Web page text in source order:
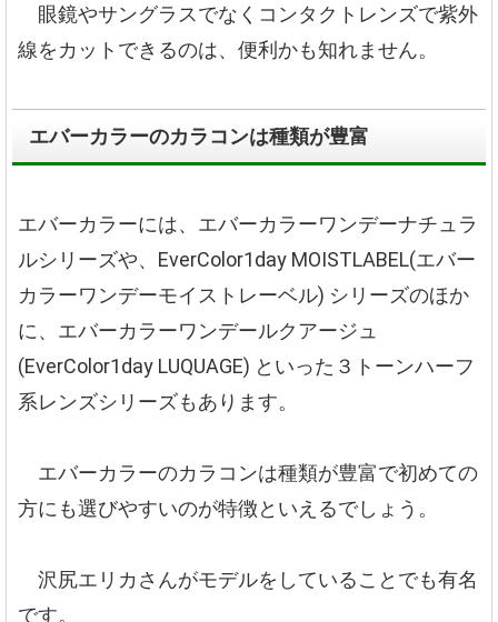
眼鏡やサングラスでなくコンタクトレンズで紫外
線をカットできるのは、便利かも知れません。
エバーカラーのカラコンは種類が豊富
エバーカラーには、エバーカラーワンデーナチュラ
ルシリーズや、EverColor1day MOISTLABEL(エバー
カラーワンデーモイストレーベル) シリーズのほか
に、エバーカラーワンデールクアージュ
(EverColor1day LUQUAGE) といった３トーンハーフ
系レンズシリーズもあります。
エバーカラーのカラコンは種類が豊富で初めての
方にも選びやすいのが特徴といえるでしょう。
沢尻エリカさんがモデルをしていることでも有名
です。